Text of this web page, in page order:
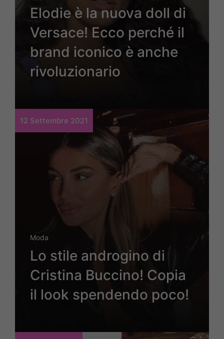
Elodie è la nuova doll di
Versace! Ecco perché il
brand iconico è anche
rivoluzionario
12 Settembre 2021
Moda
Lo stile androgino di
Cristina Buccino! Copia
il look spendendo poco!